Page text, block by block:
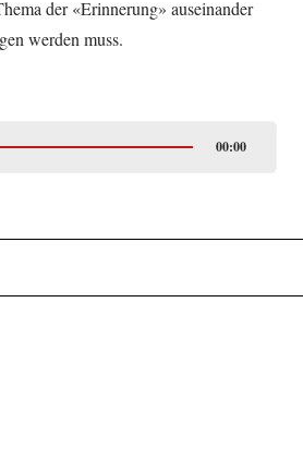
der «Erinnerung» auseinander
werden muss.
00:00